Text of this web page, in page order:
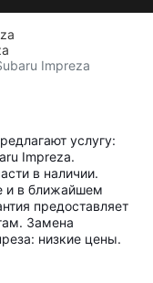
Impreza
услугу:
Impreza.
в наличии.
и в ближайшем
предоставляет
Замена
низкие цены.